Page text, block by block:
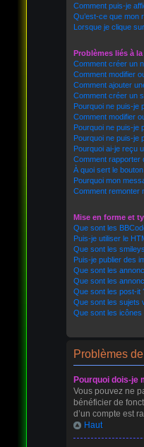
Comment puis-je
Qu’est-ce que mon
Lorsque je clique
Problèmes liés à
Comment créer un
Comment modifier
Comment ajouter
Comment créer un
Pourquoi ne puis-je
Comment modifier
Pourquoi ne puis-je
Pourquoi ne puis-je
Pourquoi ai-je reçu
Comment rapporter
À quoi sert le
Pourquoi mon
Comment remonter
Mise en forme et
Que sont les
Puis-je utiliser le
Que sont les
Puis-je publier des
Que sont les
Que sont les
Que sont les post-it
Que sont les sujets
Que sont les icônes
Problèmes
Pourquoi dois-je
Vous pouvez ne
bénéficier de
d’un compte est
Haut